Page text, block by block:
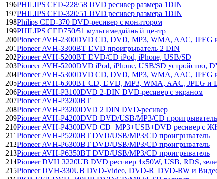
196PHILIPS CED-228/58 DVD ресивер размера 1DIN
197PHILIPS CED-320/51 DVD ресивер размера 1DIN
198Philips CED-370 DVD-ресивер с монитором
199PHILIPS CED750/51 мультимедийный центр
200Pioneer AVH-2300DVD CD, DVD, MP3, WMA, AAC, JPEG
201Pioneer AVH-3300BT DVD проигрыватель 2 DIN
202Pioneer AVH-5200BT DVD/CD iPod, iPhone, USB/SD
203Pioneer AVH-5200DVD iPod, iPhone, USB/SD устройство,
204Pioneer AVH-5300DVD CD, DVD, MP3, WMA, AAC, JPEG
205Pioneer AVH-6300BT CD, DVD, MP3, WMA, AAC, JPEG и
206Pioneer AVH-P3100DVD 2-DIN DVD-ресивер с экраном
207Pioneer AVH-P3200BT
208Pioneer AVH-P3200DVD 2 DIN DVD-ресивер
209Pioneer AVH-P4200DVD DVD/USB/MP3/CD проигрыватель
210Pioneer AVH-P4300DVD CD+MP3+USB+DVD ресивер с
211Pioneer AVH-P5200BT DVD/USB/MP3/CD проигрыватель
212Pioneer AVH-P6300BT DVD/USB/MP3/CD проигрыватель
213Pioneer AVH-P6350BT DVD/USB/MP3/CD проигрыватель
214Pioneer DVH-3220UB DVD ресивер 4х50W, USB, RDS,
215Pioneer DVH-330UB DVD-Video, DVD-R, DVD-RW и